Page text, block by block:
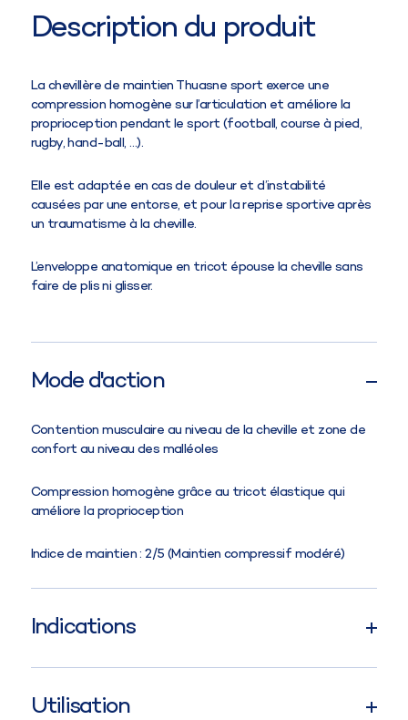
Description du produit
La chevillère de maintien Thuasne sport exerce une
compression homogène sur l’articulation et améliore la
proprioception pendant le sport (football, course à pied,
rugby, hand-ball, …).
Elle est adaptée en cas de douleur et d’instabilité
causées par une entorse, et pour la reprise sportive après
un traumatisme à la cheville.
L’enveloppe anatomique en tricot épouse la cheville sans
faire de plis ni glisser.
Mode d'action
Contention musculaire au niveau de la cheville et zone de
confort au niveau des malléoles
Compression homogène grâce au tricot élastique qui
améliore la proprioception
Indice de maintien : 2/5 (Maintien compressif modéré)
Indications
Utilisation